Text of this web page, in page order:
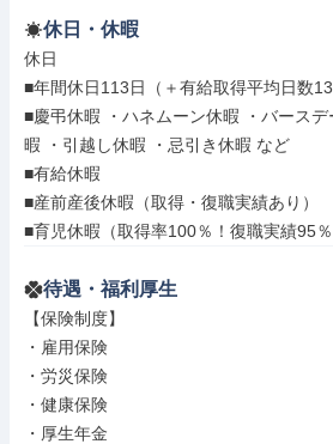
休日・休暇
休日
■年間休日113日（＋有給取得平均日数
■慶弔休暇 ・ハネムーン休暇 ・バース
暇 ・引越し休暇 ・忌引き休暇 など
■有給休暇
■産前産後休暇（取得・復職実績あり）
■育児休暇（取得率100％！復職実績95％
待遇・福利厚生
【保険制度】
・雇用保険
・労災保険
・健康保険
・厚生年金